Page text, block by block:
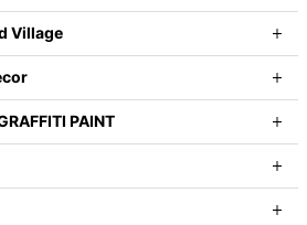
Village
PAINT